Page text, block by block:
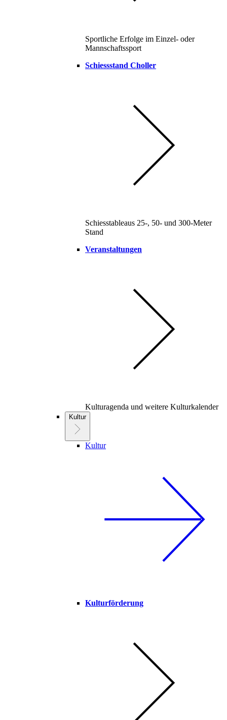
Sportliche Erfolge im Einzel- oder
Mannschaftssport
Schiessstand Choller
Schiesstableaus 25-, 50- und 300-Meter
Stand
Veranstaltungen
Kulturagenda und weitere Kulturkalender
Kultur
Kultur
Kulturförderung